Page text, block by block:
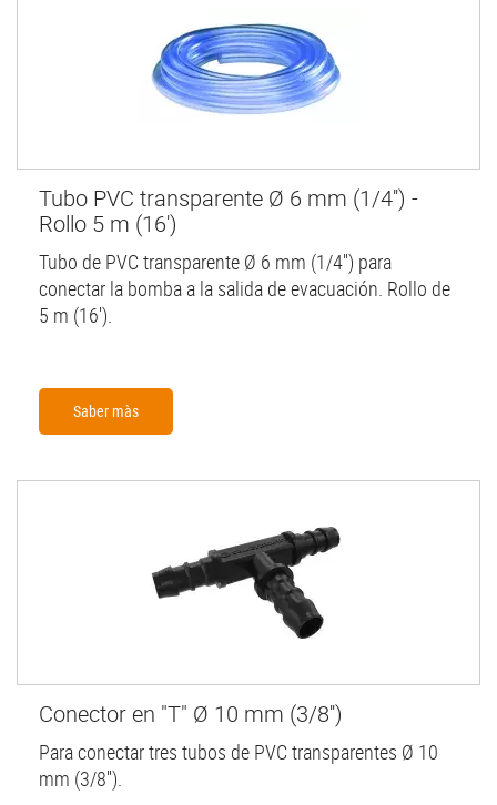
Tubo PVC transparente Ø 6 mm (1/4'') -
Rollo 5 m (16')
Tubo de PVC transparente Ø 6 mm (1/4'') para
conectar la bomba a la salida de evacuación. Rollo de
5 m (16').
Saber màs
Conector en "T" Ø 10 mm (3/8'')
Para conectar tres tubos de PVC transparentes Ø 10
mm (3/8'').